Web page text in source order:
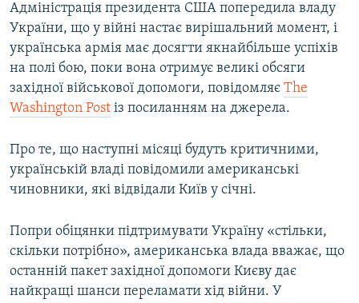
Адміністрація президента США попередила владу
України, що у війні настає вирішальний момент, і
українська армія має досягти якнайбільше успіхів
на полі бою, поки вона отримує великі обсяги
західної військової допомоги, повідомляє The
Washington Post із посиланням на джерела.
Про те, що наступні місяці будуть критичними,
українській владі повідомили американські
чиновники, які відвідали Київ у січні.
Попри обіцянки підтримувати Україну «стільки,
скільки потрібно», американська влада вважає, що
останній пакет західної допомоги Києву дає
найкращі шанси переламати хід війни. У